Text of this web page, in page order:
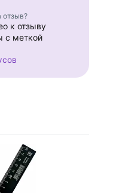
отзыв?
к отзыву
с меткой